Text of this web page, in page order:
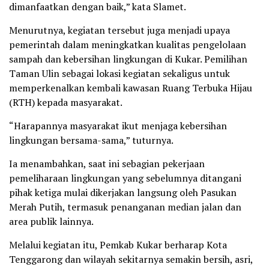
dimanfaatkan dengan baik,” kata Slamet.
Menurutnya, kegiatan tersebut juga menjadi upaya
pemerintah dalam meningkatkan kualitas pengelolaan
sampah dan kebersihan lingkungan di Kukar. Pemilihan
Taman Ulin sebagai lokasi kegiatan sekaligus untuk
memperkenalkan kembali kawasan Ruang Terbuka Hijau
(RTH) kepada masyarakat.
“Harapannya masyarakat ikut menjaga kebersihan
lingkungan bersama-sama,” tuturnya.
Ia menambahkan, saat ini sebagian pekerjaan
pemeliharaan lingkungan yang sebelumnya ditangani
pihak ketiga mulai dikerjakan langsung oleh Pasukan
Merah Putih, termasuk penanganan median jalan dan
area publik lainnya.
Melalui kegiatan itu, Pemkab Kukar berharap Kota
Tenggarong dan wilayah sekitarnya semakin bersih, asri,